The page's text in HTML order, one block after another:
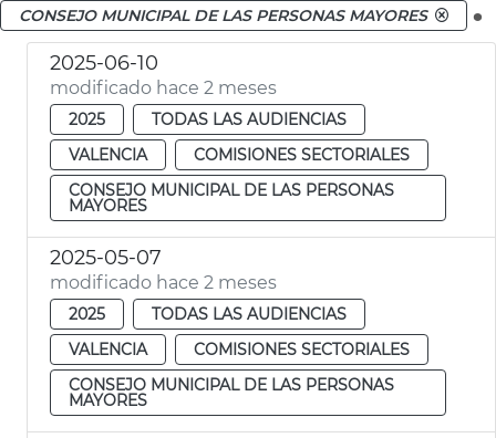
CONSEJO MUNICIPAL DE LAS PERSONAS MAYORES
2025-06-10
modificado hace 2 meses
2025
TODAS LAS AUDIENCIAS
VALENCIA
COMISIONES SECTORIALES
CONSEJO MUNICIPAL DE LAS PERSONAS
MAYORES
2025-05-07
modificado hace 2 meses
2025
TODAS LAS AUDIENCIAS
VALENCIA
COMISIONES SECTORIALES
CONSEJO MUNICIPAL DE LAS PERSONAS
MAYORES